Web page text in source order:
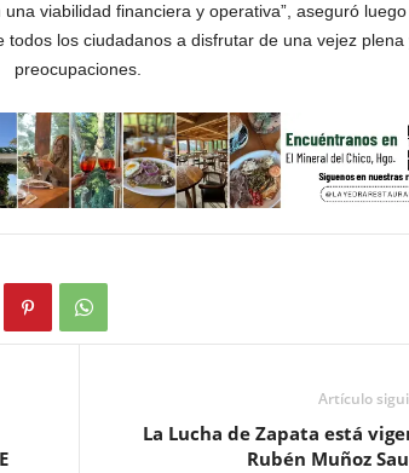
viabilidad financiera y operativa”, aseguró
los ciudadanos a disfrutar de una vejez plena
preocupaciones.
Artículo
La Lucha de Zapata está
Rubén Muñoz